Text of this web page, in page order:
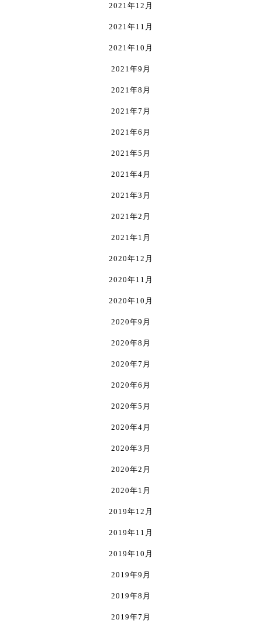
2021年12月
2021年11月
2021年10月
2021年9月
2021年8月
2021年7月
2021年6月
2021年5月
2021年4月
2021年3月
2021年2月
2021年1月
2020年12月
2020年11月
2020年10月
2020年9月
2020年8月
2020年7月
2020年6月
2020年5月
2020年4月
2020年3月
2020年2月
2020年1月
2019年12月
2019年11月
2019年10月
2019年9月
2019年8月
2019年7月